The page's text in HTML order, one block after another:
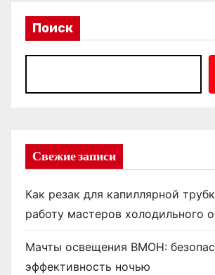
Поиск
Свежие записи
Как резак для капиллярной
работу мастеров холодильного
Мачты освещения ВМОН:
эффективность ночью